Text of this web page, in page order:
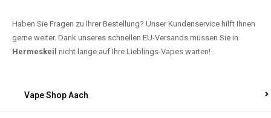
Haben Sie Fragen zu Ihrer Bestellung? Unser Kundenservice hilft Ihnen
gerne weiter. Dank unseres schnellen EU-Versands müssen Sie in
Hermeskeil nicht lange auf Ihre Lieblings-Vapes warten!
Vape Shop Aach